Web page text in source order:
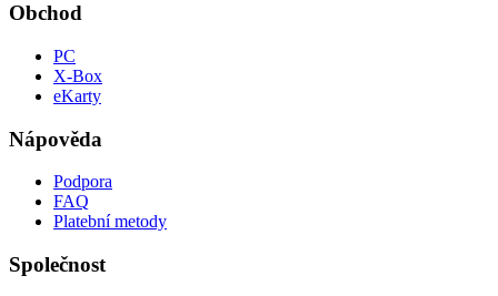
Obchod
PC
X-Box
eKarty
Nápověda
Podpora
FAQ
Platební metody
Společnost